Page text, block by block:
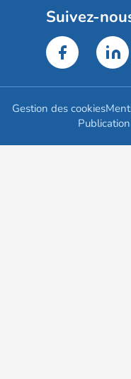
Suivez-
Gestion des cookies